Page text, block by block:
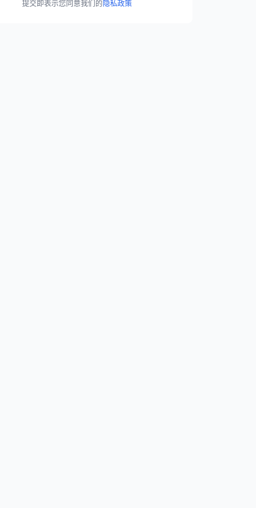
提交即表示您同意我们的隐私政策